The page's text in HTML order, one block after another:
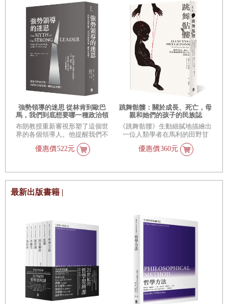
共同利益的方法，則是當代賽局
理論應用者的目標。
強勢領導的迷思 從林肯到歐巴
馬，我們到底想要哪一種政治領
袖？
布朗教授重新審視形塑了這個世
界的各個領導人。他提醒我們不
要把過度自負的個人所擁有的過
度權力等同於優秀的領導。
優惠價522元
跳舞骷髏：關於成長、死亡，母
親和她們的孩子的民族誌
《跳舞骷髏》生動細膩地描繪出
一位人類學者在馬利的田野甘
苦，以及她在那裡遇到的母親及
孩童。德特威勒冷靜地審視貧
優惠價360元
最新出版書籍 |